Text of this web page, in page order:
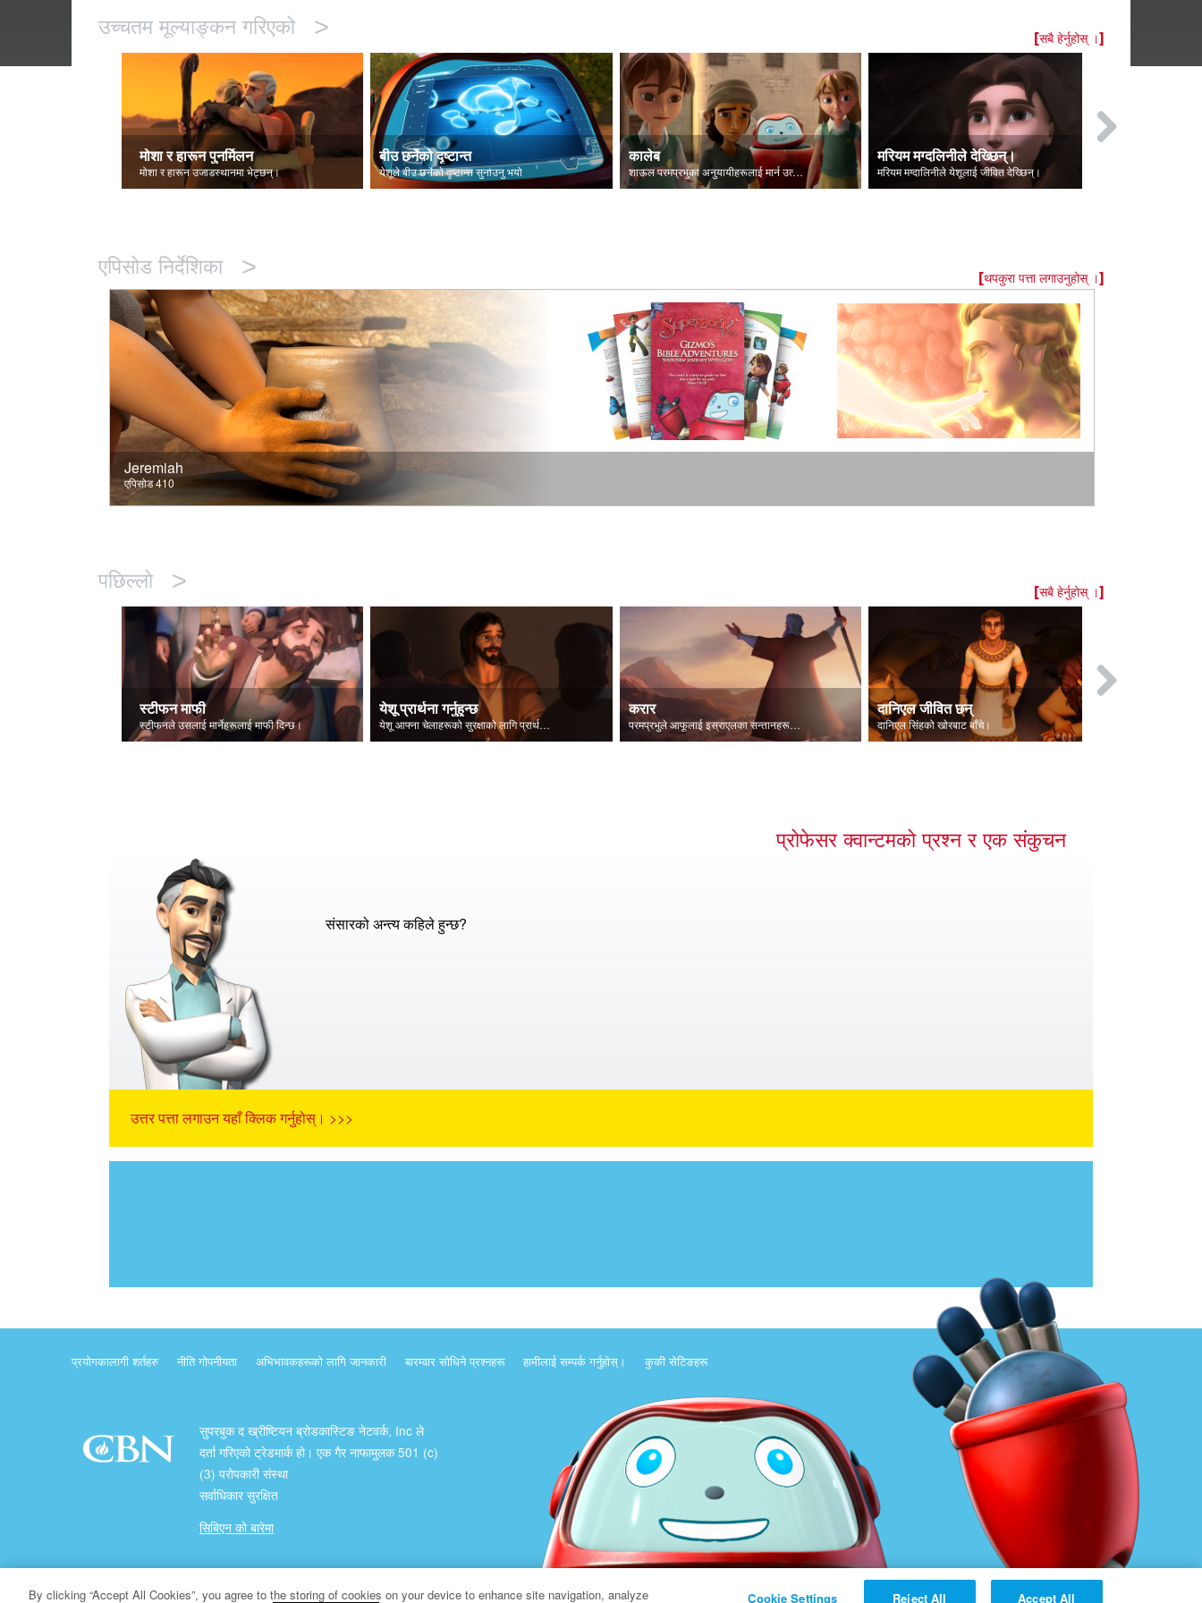
उच्चतम मूल्याङ्कन गरिएको > [सबै हेर्नुहोस् ।]
मोशा र हारून पुनर्मिलन
मोशा र हारून उजाडस्थानमा भेट्छन्।
बीउ छर्नेको दृष्टान्त
येशूले बीउ छर्नेकाे दृष्टान्त सुनाउनु भयो
कालेब
शाऊल परमप्रभुका अनुयायीहरूलाई मार्न उत्सुक थिए।
मरियम मग्‍दलिनीले देख्छिन्।
मरियम मग्दालिनीले येशूलाई जीवित देख्छिन्।
एपिसोड निर्देशिका > [थपकुरा पत्ता लगाउनुहोस् ।]
Jeremiah
एपिसोड 410
पछिल्लो > [सबै हेर्नुहोस् ।]
स्टीफन माफी
स्टीफनले उसलाई मार्नेहरूलाई माफी दिन्छ।
येशू प्रार्थना गर्नुहुन्छ
येशू आफ्ना चेलाहरूको सुरक्षाको लागि प्रार्थना गर्नुहुन्छ।
करार
परमप्रभुले आफूलाई इस्राएलका सन्तानहरूलाई प्रकट गर्नुहुन्छ।
दानिएल जीवित छन्
दानिएल सिंहको खाेरबाट बाँचे।
प्रोफेसर क्वान्टमको प्रश्न र एक संकुचन
संसारको अन्त्य कहिले हुन्छ?
उत्तर पत्ता लगाउन यहाँ क्लिक गर्नुहोस्। >>>
प्रयोगकालागी शर्तहरु नीति गोपनीयता अभिभावकहरूको लागि जानकारी बारम्वार साेधिने प्रश्नहरू हामीलाई सम्पर्क गर्नुहोस्। कुकी सेटिङहरू
सुपरबुक द ख्रीष्टियन ब्रोडकास्टिङ नेटवर्क, Inc ले
दर्ता गरिएको ट्रेडमार्क हो। एक गैर नाफामुलक 501 (c)
(3) परोपकारी संस्था
सर्वाधिकार सुरक्षित
सिबिएन को बारेमा
प्रतिलिपि अधिकार ख्रीष्टियन ब्रोडकास्टिङ् नेटवर्क
By clicking “Accept All Cookies”, you agree to the storing of cookies on your device to enhance site navigation, analyze Cookie Settings Reject All Accept All